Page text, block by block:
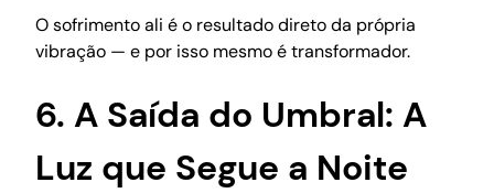
O sofrimento ali é o resultado direto da própria
vibração — e por isso mesmo é transformador.
6. A Saída do Umbral: A
Luz que Segue a Noite